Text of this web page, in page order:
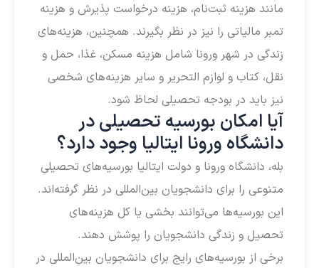
مانند هزینه ثبت‌نام، هزینه درخواست پذیرش و هزینه
تمبر مالیاتی را نیز در نظر بگیرند. همچنین، هزینه‌های
زندگی در شهر ورونا شامل هزینه مسکن، غذا، حمل و
نقل، کتاب و لوازم التحریر و سایر هزینه‌های شخصی
نیز باید در بودجه تحصیلی لحاظ شود.
آیا امکان بورسیه‌ تحصیلی در
دانشگاه ورونا ایتالیا وجود دارد؟
بله، دانشگاه ورونا و دولت ایتالیا بورسیه‌های تحصیلی
متنوعی را برای دانشجویان بین‌المللی در نظر گرفته‌اند.
این بورسیه‌ها می‌توانند بخشی یا کل هزینه‌های
تحصیل و زندگی دانشجویان را پوشش دهند.
برخی از بورسیه‌های رایج برای دانشجویان بین‌المللی در